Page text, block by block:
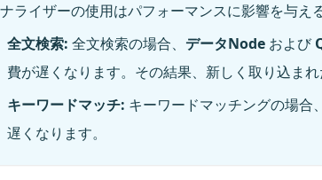
ライザーの使用はパフォーマンスに影響を与え
全文検索: 全文検索の場合、 データNode および
費が遅くなります。その結果、新しく取り込ま
キーワードマッチ: キーワードマッチングの場合
遅くなります。